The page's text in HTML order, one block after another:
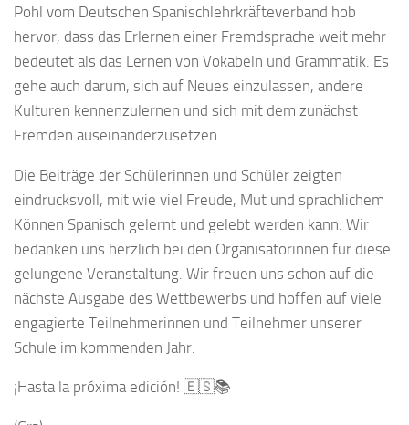
Pohl vom Deutschen Spanischlehrkräfteverband hob
hervor, dass das Erlernen einer Fremdsprache weit mehr
bedeutet als das Lernen von Vokabeln und Grammatik. Es
gehe auch darum, sich auf Neues einzulassen, andere
Kulturen kennenzulernen und sich mit dem zunächst
Fremden auseinanderzusetzen.
Die Beiträge der Schülerinnen und Schüler zeigten
eindrucksvoll, mit wie viel Freude, Mut und sprachlichem
Können Spanisch gelernt und gelebt werden kann. Wir
bedanken uns herzlich bei den Organisatorinnen für diese
gelungene Veranstaltung. Wir freuen uns schon auf die
nächste Ausgabe des Wettbewerbs und hoffen auf viele
engagierte Teilnehmerinnen und Teilnehmer unserer
Schule im kommenden Jahr.
¡Hasta la próxima edición! 🇪🇸📚